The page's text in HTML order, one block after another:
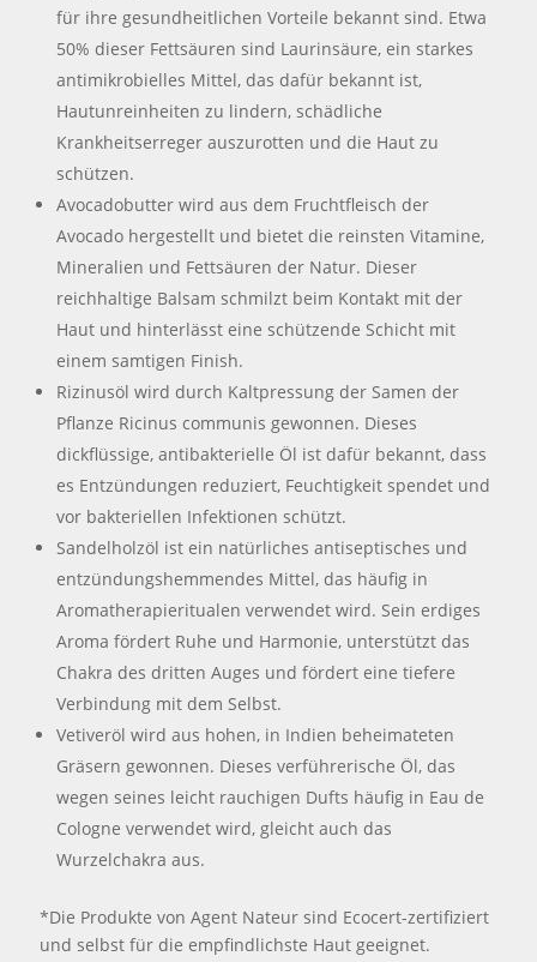
für ihre gesundheitlichen Vorteile bekannt sind. Etwa
50% dieser Fettsäuren sind Laurinsäure, ein starkes
antimikrobielles Mittel, das dafür bekannt ist,
Hautunreinheiten zu lindern, schädliche
Krankheitserreger auszurotten und die Haut zu
schützen.
Avocadobutter wird aus dem Fruchtfleisch der
Avocado hergestellt und bietet die reinsten Vitamine,
Mineralien und Fettsäuren der Natur. Dieser
reichhaltige Balsam schmilzt beim Kontakt mit der
Haut und hinterlässt eine schützende Schicht mit
einem samtigen Finish.
Rizinusöl wird durch Kaltpressung der Samen der
Pflanze Ricinus communis gewonnen. Dieses
dickflüssige, antibakterielle Öl ist dafür bekannt, dass
es Entzündungen reduziert, Feuchtigkeit spendet und
vor bakteriellen Infektionen schützt.
Sandelholzöl ist ein natürliches antiseptisches und
entzündungshemmendes Mittel, das häufig in
Aromatherapieritualen verwendet wird. Sein erdiges
Aroma fördert Ruhe und Harmonie, unterstützt das
Chakra des dritten Auges und fördert eine tiefere
Verbindung mit dem Selbst.
Vetiveröl wird aus hohen, in Indien beheimateten
Gräsern gewonnen. Dieses verführerische Öl, das
wegen seines leicht rauchigen Dufts häufig in Eau de
Cologne verwendet wird, gleicht auch das
Wurzelchakra aus.
*Die Produkte von Agent Nateur sind Ecocert-zertifiziert
und selbst für die empfindlichste Haut geeignet.